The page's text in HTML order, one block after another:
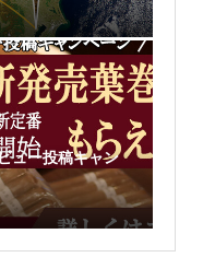
ュー投稿キャン